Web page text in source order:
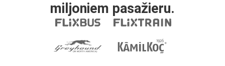
miljoniem pasažieru.